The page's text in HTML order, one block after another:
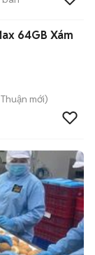
64GB Xám
mới)